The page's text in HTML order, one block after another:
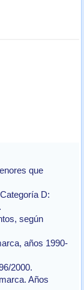
que
D:
según
años 1990-
2000.
Años